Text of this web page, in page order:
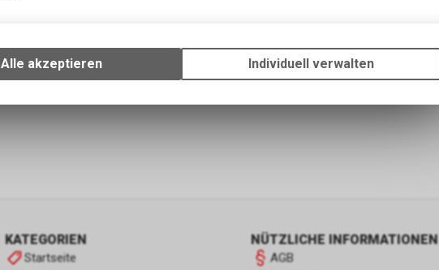
KATEGORIEN
Startseite
NÜTZLICHE INFORMATIONEN
AGB
Ihrem Gerät, um die grundlegenden Funktionen unseres Online-Angebots, wie die
Verwendung des Warenkorbs, zu ermöglichen. Bitte beachten Sie, dass die
zulassen.
Alle akzeptieren Individuell verwalten